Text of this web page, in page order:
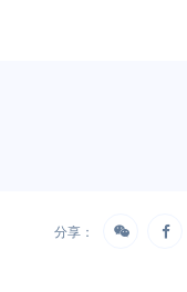
分享：